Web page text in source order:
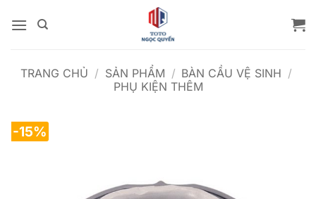
qua
TRANG CHỦ / SẢN PHẨM / BÀN CẦU VỆ SINH /
PHỤ KIỆN THÊM
-15%